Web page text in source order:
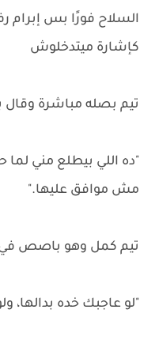
السلاح فورًا بس إبرام
كإشارة ميتدخلوش
تيم بصله مباشرة
"ده اللي بيطلع مني
مش موافق عليها."
تيم كمل وهو باصص في
"لو عاجبك خده